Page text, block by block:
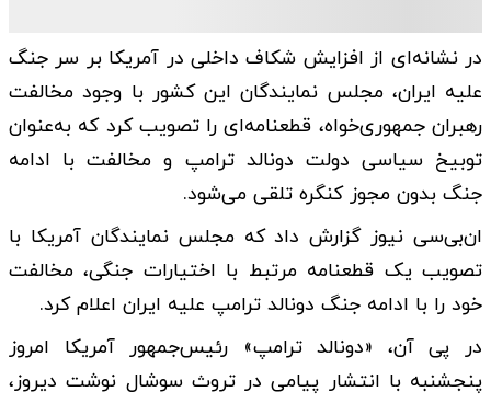
در نشانه‌ای از افزایش شکاف داخلی در آمریکا بر سر جنگ
علیه ایران، مجلس نمایندگان این کشور با وجود مخالفت
رهبران جمهوری‌خواه، قطعنامه‌ای را تصویب کرد که به‌عنوان
توبیخ سیاسی دولت دونالد ترامپ و مخالفت با ادامه
جنگ بدون مجوز کنگره تلقی می‌شود.
ان‌بی‌سی نیوز گزارش داد که مجلس نمایندگان آمریکا با
تصویب یک قطعنامه مرتبط با اختیارات جنگی، مخالفت
خود را با ادامه جنگ دونالد ترامپ علیه ایران اعلام کرد.
در پی آن، «دونالد ترامپ» رئیس‌جمهور آمریکا امروز
پنجشنبه با انتشار پیامی در تروث سوشال نوشت دیروز،